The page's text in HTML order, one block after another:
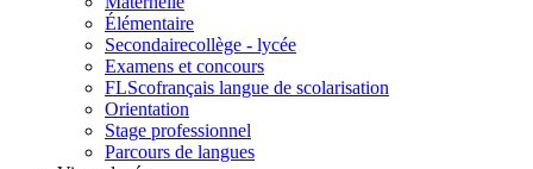
Élémentaire
Secondairecollège - lycée
Examens et concours
FLScofrançais langue de scolarisation
Orientation
Stage professionnel
Parcours de langues